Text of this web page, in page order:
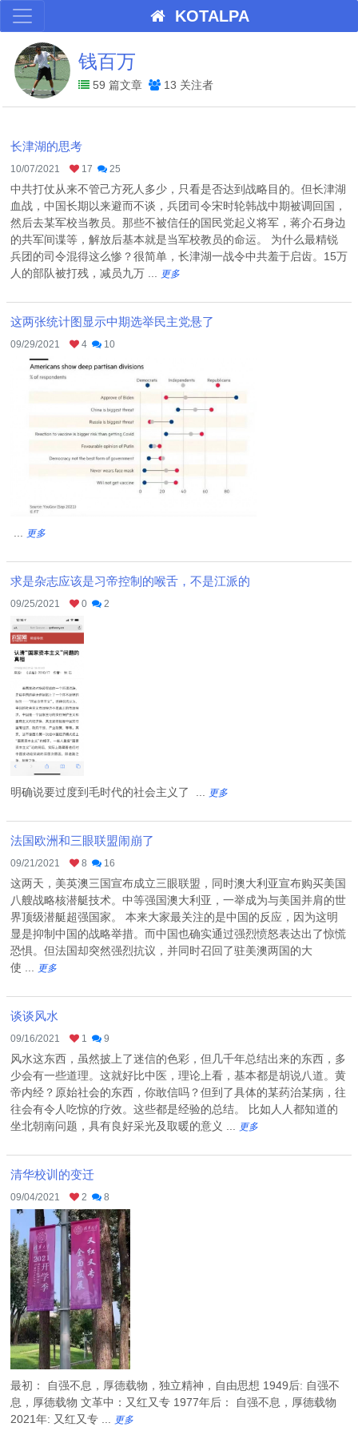
KOTALPA
钱百万
59 篇文章 13 关注者
长津湖的思考
10/07/2021 17 25
中共打仗从来不管己方死人多少，只看是否达到战略目的。但长津湖
血战，中国长期以来避而不谈，兵团司令宋时轮韩战中期被调回国，
然后去某军校当教员。那些不被信任的国民党起义将军，蒋介石身边
的共军间谍等，解放后基本就是当军校教员的命运。 为什么最精锐
兵团的司令混得这么惨？很简单，长津湖一战令中共羞于启齿。15万
人的部队被打残，减员九万 ...
更多
这两张统计图显示中期选举民主党悬了
09/29/2021 4 10
更多
求是杂志应该是习帝控制的喉舌，不是江派的
09/25/2021 0 2
明确说要过度到毛时代的社会主义了 ... 更多
法国欧洲和三眼联盟闹崩了
09/21/2021 8 16
这两天，美英澳三国宣布成立三眼联盟，同时澳大利亚宣布购买美国
八艘战略核潜艇技术。中等强国澳大利亚，一举成为与美国并肩的世
界顶级潜艇超强国家。 本来大家最关注的是中国的反应，因为这明
显是抑制中国的战略举措。而中国也确实通过强烈愤怒表达出了惊慌
恐惧。但法国却突然强烈抗议，并同时召回了驻美澳两国的大
使 ...
更多
谈谈风水
09/16/2021 1 9
风水这东西，虽然披上了迷信的色彩，但几千年总结出来的东西，多
少会有一些道理。这就好比中医，理论上看，基本都是胡说八道。黄
帝内经？原始社会的东西，你敢信吗？但到了具体的某药治某病，往
往会有令人吃惊的疗效。这些都是经验的总结。 比如人人都知道的
坐北朝南问题，具有良好采光及取暖的意义 ...
更多
清华校训的变迁
09/04/2021 2 8
最初： 自强不息，厚德载物，独立精神，自由思想 1949后: 自强不
息，厚德载物 文革中：又红又专 1977年后： 自强不息，厚德载物
2021年: 又红又专 ...
更多